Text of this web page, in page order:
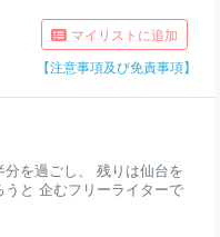
マイリストに追加
【注意事項及び免責事項】
を過ごし、 残りは仙台を
と 企むフリーライターで